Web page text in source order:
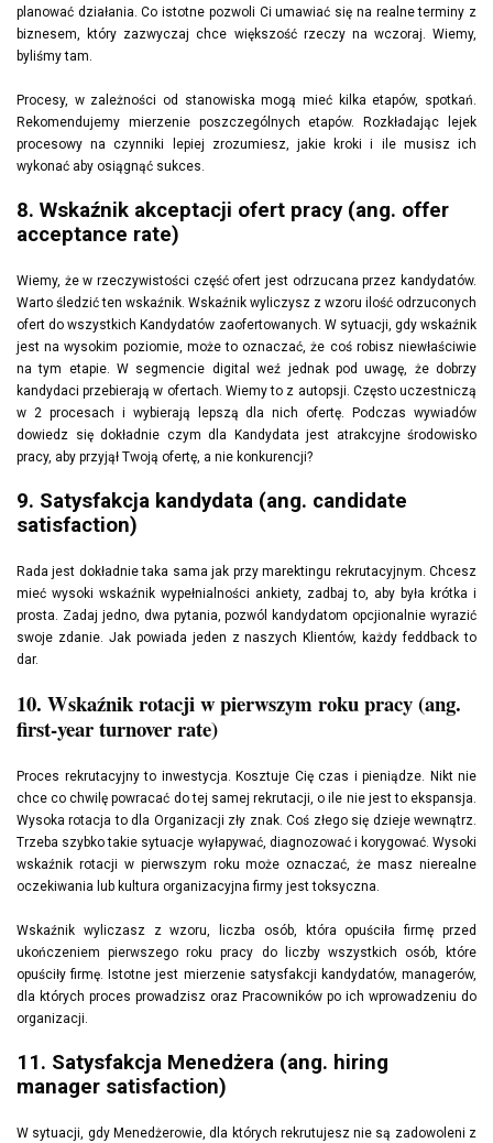
planować działania. Co istotne pozwoli Ci umawiać się na realne terminy z
biznesem, który zazwyczaj chce większość rzeczy na wczoraj. Wiemy,
byliśmy tam.
Procesy, w zależności od stanowiska mogą mieć kilka etapów, spotkań.
Rekomendujemy mierzenie poszczególnych etapów. Rozkładając lejek
procesowy na czynniki lepiej zrozumiesz, jakie kroki i ile musisz ich
wykonać aby osiągnąć sukces.
8. Wskaźnik akceptacji ofert pracy (ang. offer
acceptance rate)
Wiemy, że w rzeczywistości część ofert jest odrzucana przez kandydatów.
Warto śledzić ten wskaźnik. Wskaźnik wyliczysz z wzoru ilość odrzuconych
ofert do wszystkich Kandydatów zaofertowanych. W sytuacji, gdy wskaźnik
jest na wysokim poziomie, może to oznaczać, że coś robisz niewłaściwie
na tym etapie. W segmencie digital weź jednak pod uwagę, że dobrzy
kandydaci przebierają w ofertach. Wiemy to z autopsji. Często uczestniczą
w 2 procesach i wybierają lepszą dla nich ofertę. Podczas wywiadów
dowiedz się dokładnie czym dla Kandydata jest atrakcyjne środowisko
pracy, aby przyjął Twoją ofertę, a nie konkurencji?
9. Satysfakcja kandydata (ang. candidate
satisfaction)
Rada jest dokładnie taka sama jak przy marektingu rekrutacyjnym. Chcesz
mieć wysoki wskaźnik wypełnialności ankiety, zadbaj to, aby była krótka i
prosta. Zadaj jedno, dwa pytania, pozwól kandydatom opcjionalnie wyrazić
swoje zdanie. Jak powiada jeden z naszych Klientów, każdy feddback to
dar.
10. Wskaźnik rotacji w pierwszym roku pracy (ang.
first-year turnover rate)
Proces rekrutacyjny to inwestycja. Kosztuje Cię czas i pieniądze. Nikt nie
chce co chwilę powracać do tej samej rekrutacji, o ile nie jest to ekspansja.
Wysoka rotacja to dla Organizacji zły znak. Coś złego się dzieje wewnątrz.
Trzeba szybko takie sytuacje wyłapywać, diagnozować i korygować. Wysoki
wskaźnik rotacji w pierwszym roku może oznaczać, że masz nierealne
oczekiwania lub kultura organizacyjna firmy jest toksyczna.
Wskaźnik wyliczasz z wzoru, liczba osób, która opuściła firmę przed
ukończeniem pierwszego roku pracy do liczby wszystkich osób, które
opuściły firmę. Istotne jest mierzenie satysfakcji kandydatów, managerów,
dla których proces prowadzisz oraz Pracowników po ich wprowadzeniu do
organizacji.
11. Satysfakcja Menedżera (ang. hiring
manager satisfaction)
W sytuacji, gdy Menedżerowie, dla których rekrutujesz nie są zadowoleni z